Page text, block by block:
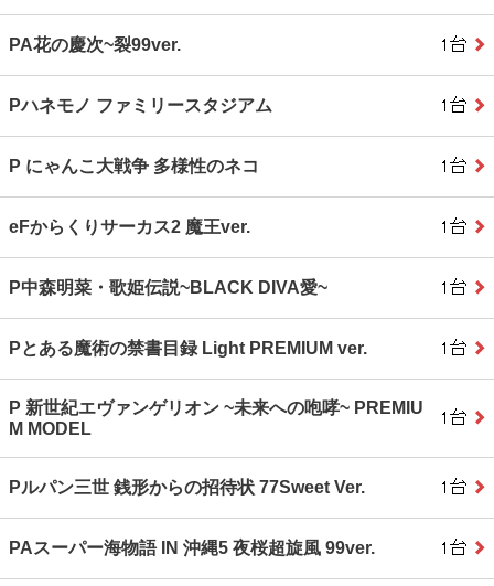
PA花の慶次~裂99ver.
Pハネモノ ファミリースタジアム
P にゃんこ大戦争 多様性のネコ
eFからくりサーカス2 魔王ver.
P中森明菜・歌姫伝説~BLACK DIVA愛~
Pとある魔術の禁書目録 Light PREMIUM ver.
P 新世紀エヴァンゲリオン ~未来への咆哮~ PREMIU
M MODEL
Pルパン三世 銭形からの招待状 77Sweet Ver.
PAスーパー海物語 IN 沖縄5 夜桜超旋風 99ver.